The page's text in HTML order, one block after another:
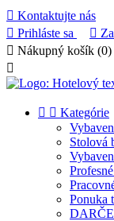
 Kontaktujte nás
 Prihláste sa 
 Nákupný košík (0)

  Kategórie
Stolová